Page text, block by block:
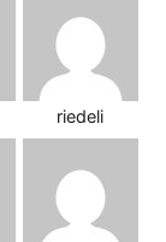
riedeli